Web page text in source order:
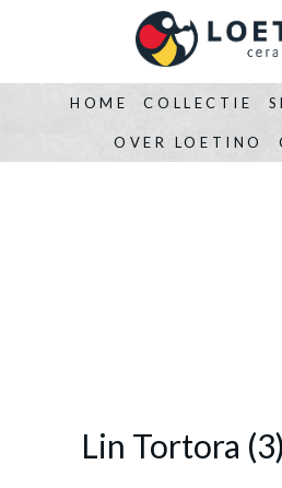
HOME COLLECTIE
OVER LOETINO
Lin Tortora (3)